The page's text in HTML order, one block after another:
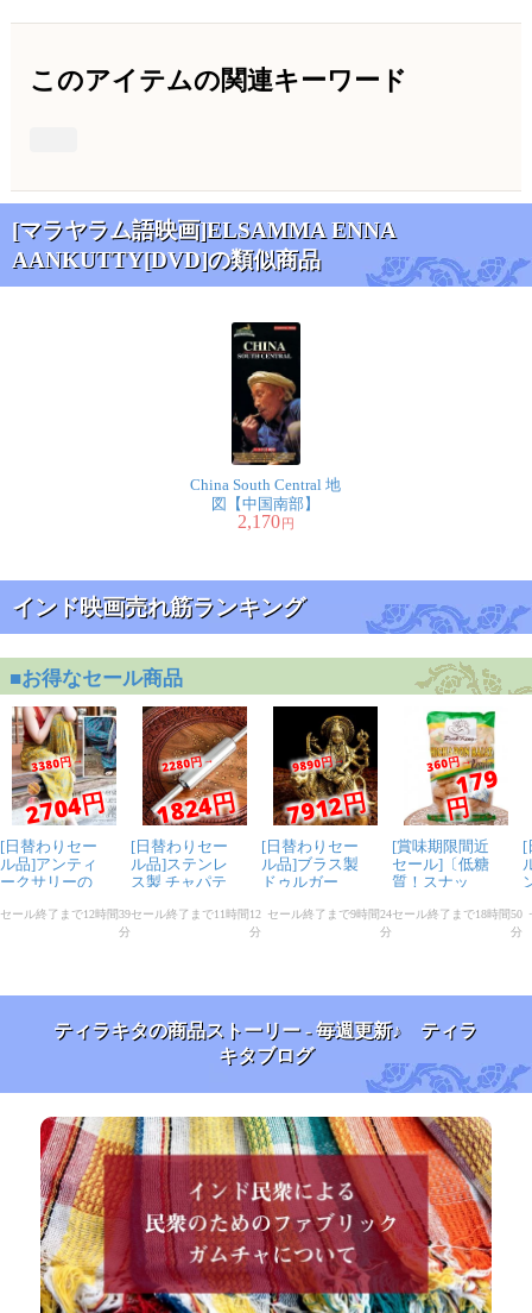
このアイテムの関連キーワード
[マラヤラム語映画]ELSAMMA ENNA
AANKUTTY[DVD]の類似商品
China South Central 地
図【中国南部】
2,170 円
インド映画売れ筋ランキング
ティラキタの商品ストーリー - 毎週更新♪ ティラ
キタブログ